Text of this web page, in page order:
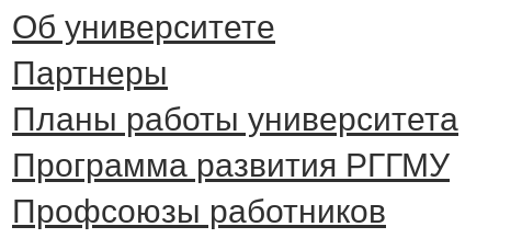
Об университете
Партнеры
Планы работы университета
Программа развития РГГМУ
Профсоюзы работников